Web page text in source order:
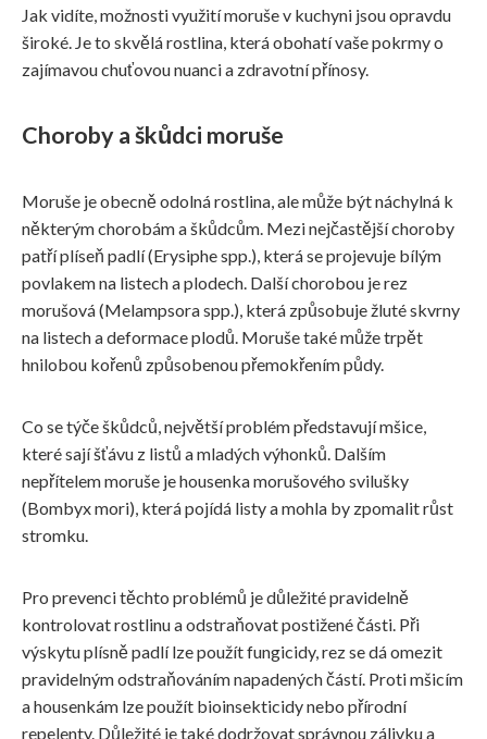
Jak vidíte, možnosti využití moruše v kuchyni jsou opravdu
široké. Je to skvělá rostlina, která obohatí vaše pokrmy o
zajímavou chuťovou nuanci a zdravotní přínosy.
Choroby a škůdci moruše
Moruše je obecně odolná rostlina, ale může být náchylná k
některým chorobám a škůdcům. Mezi nejčastější choroby
patří plíseň padlí (Erysiphe spp.), která se projevuje bílým
povlakem na listech a plodech. Další chorobou je rez
morušová (Melampsora spp.), která způsobuje žluté skvrny
na listech a deformace plodů. Moruše také může trpět
hnilobou kořenů způsobenou přemokřením půdy.
Co se týče škůdců, největší problém představují mšice,
které sají šťávu z listů a mladých výhonků. Dalším
nepřítelem moruše je housenka morušového svilušky
(Bombyx mori), která pojídá listy a mohla by zpomalit růst
stromku.
Pro prevenci těchto problémů je důležité pravidelně
kontrolovat rostlinu a odstraňovat postižené části. Při
výskytu plísně padlí lze použít fungicidy, rez se dá omezit
pravidelným odstraňováním napadených částí. Proti mšicím
a housenkám lze použít bioinsekticidy nebo přírodní
repelenty. Důležité je také dodržovat správnou zálivku a